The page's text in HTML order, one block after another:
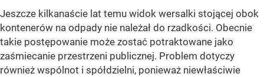
Jeszcze kilkanaście lat temu widok wersalki stojącej obok
kontenerów na odpady nie należał do rzadkości. Obecnie
takie postępowanie może zostać potraktowane jako
zaśmiecanie przestrzeni publicznej. Problem dotyczy
również wspólnot i spółdzielni, ponieważ niewłaściwie